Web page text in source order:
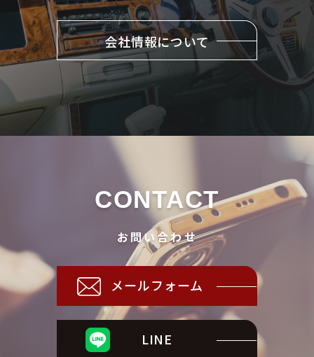
会社情報について
CONTACT
お問い合わせ
メールフォーム
LINE